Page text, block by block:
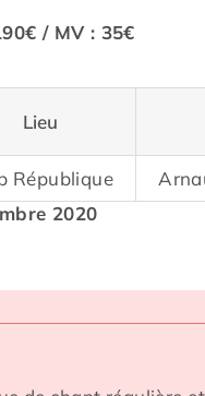
/ MV : 35€
Lieu
République
2020